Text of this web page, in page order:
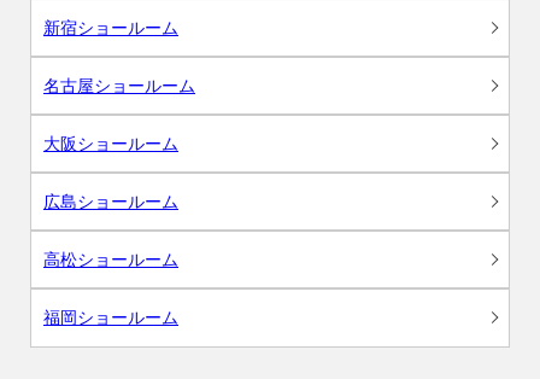
新宿ショールーム
名古屋ショールーム
大阪ショールーム
広島ショールーム
高松ショールーム
福岡ショールーム